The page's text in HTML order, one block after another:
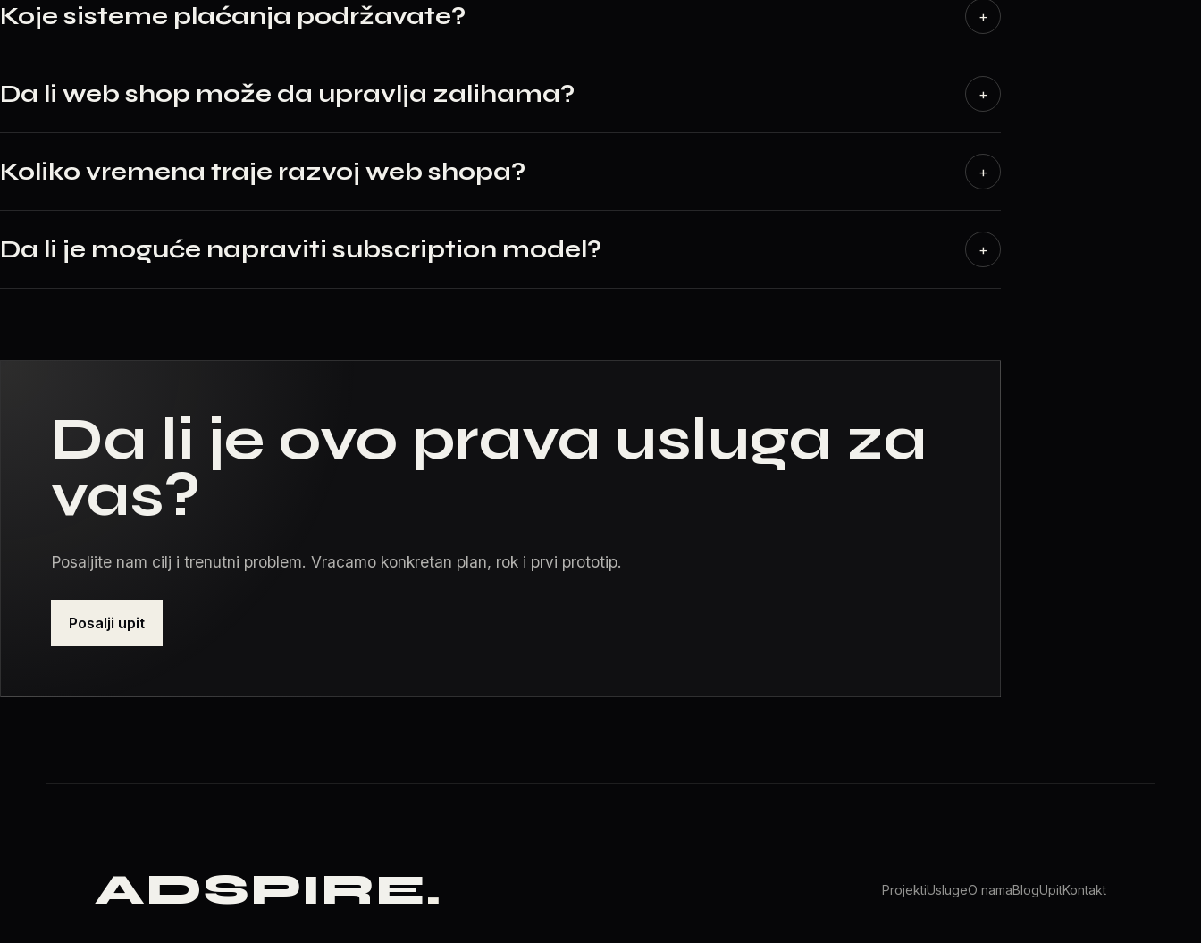
Koje sisteme plaćanja podržavate? +
Da li web shop može da upravlja zalihama? +
Koliko vremena traje razvoj web shopa? +
Da li je moguće napraviti subscription model? +
Da li je ovo prava usluga za
vas?
Posaljite nam cilj i trenutni problem. Vracamo konkretan plan, rok i prvi prototip.
Posalji upit
ADSPIRE. ProjektiUslugeO namaBlogUpitKontakt